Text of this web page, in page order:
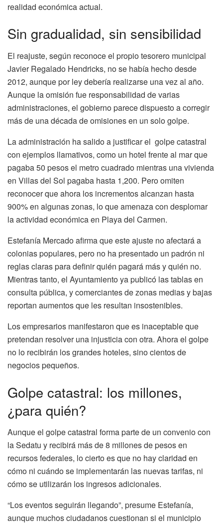
realidad económica actual.
Sin gradualidad, sin sensibilidad
El reajuste, según reconoce el propio tesorero municipal
Javier Regalado Hendricks, no se había hecho desde
2012, aunque por ley debería realizarse una vez al año.
Aunque la omisión fue responsabilidad de varias
administraciones, el gobierno parece dispuesto a corregir
más de una década de omisiones en un solo golpe.
La administración ha salido a justificar el golpe catastral
con ejemplos llamativos, como un hotel frente al mar que
pagaba 50 pesos el metro cuadrado mientras una vivienda
en Villas del Sol pagaba hasta 1,200. Pero omiten
reconocer que ahora los incrementos alcanzan hasta
900% en algunas zonas, lo que amenaza con desplomar
la actividad económica en Playa del Carmen.
Estefanía Mercado afirma que este ajuste no afectará a
colonias populares, pero no ha presentado un padrón ni
reglas claras para definir quién pagará más y quién no.
Mientras tanto, el Ayuntamiento ya publicó las tablas en
consulta pública, y comerciantes de zonas medias y bajas
reportan aumentos que les resultan insostenibles.
Los empresarios manifestaron que es inaceptable que
pretendan resolver una injusticia con otra. Ahora el golpe
no lo recibirán los grandes hoteles, sino cientos de
negocios pequeños.
Golpe catastral: los millones,
¿para quién?
Aunque el golpe catastral forma parte de un convenio con
la Sedatu y recibirá más de 8 millones de pesos en
recursos federales, lo cierto es que no hay claridad en
cómo ni cuándo se implementarán las nuevas tarifas, ni
cómo se utilizarán los ingresos adicionales.
“Los eventos seguirán llegando”, presume Estefanía,
aunque muchos ciudadanos cuestionan si el municipio